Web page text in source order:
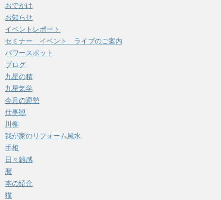
おでかけ
お知らせ
イベントレポート
セミナー イベント ライブのご案内
パワースポット
ブログ
九星の精
九星気学
今月の運勢
仕事観
川柳
我が家のリフォーム風水
手相
日々雑感
暦
本の紹介
猫